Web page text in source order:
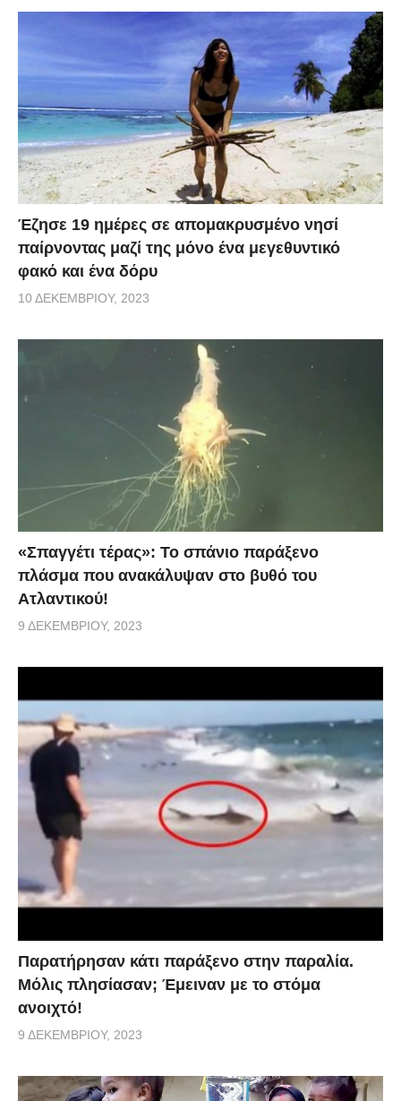
Έζησε 19 ημέρες σε απομακρυσμένο νησί
παίρνοντας μαζί της μόνο ένα μεγεθυντικό
φακό και ένα δόρυ
10 ΔΕΚΕΜΒΡΊΟΥ, 2023
«Σπαγγέτι τέρας»: Το σπάνιο παράξενο
πλάσμα που ανακάλυψαν στο βυθό του
Ατλαντικού!
9 ΔΕΚΕΜΒΡΊΟΥ, 2023
Παρατήρησαν κάτι παράξενο στην παραλία.
Μόλις πλησίασαν; Έμειναν με το στόμα
ανοιχτό!
9 ΔΕΚΕΜΒΡΊΟΥ, 2023